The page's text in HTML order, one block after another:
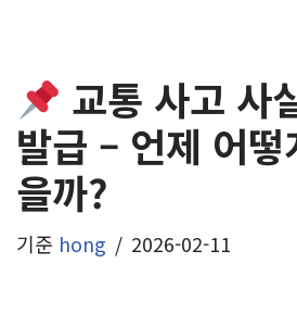
교통 사고 사
발급 – 언제 어
을까?
기준 hong 2026-02-11